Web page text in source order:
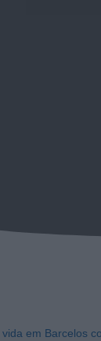
em Barcelos